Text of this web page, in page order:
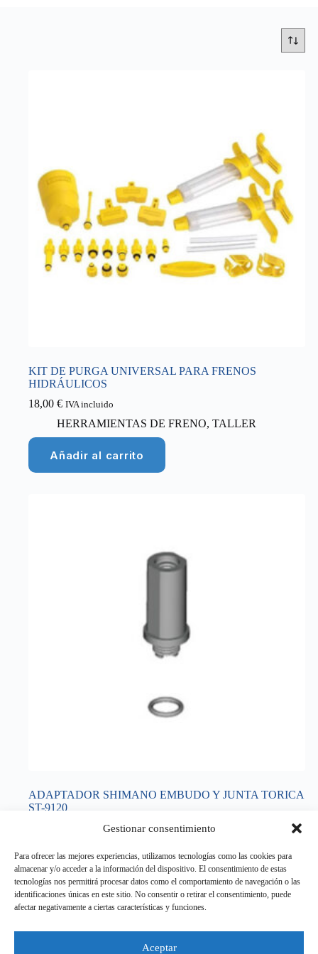
Gestionar consentimiento
Para ofrecer las mejores experiencias, utilizamos tecnologías como las cookies para
almacenar y/o acceder a la información del dispositivo. El consentimiento de estas
tecnologías nos permitirá procesar datos como el comportamiento de navegación o las
identificaciones únicas en este sitio. No consentir o retirar el consentimiento, puede
afectar negativamente a ciertas características y funciones.
Aceptar
KIT DE PURGA UNIVERSAL PARA FRENOS
HIDRÁULICOS
18,00 € IVA incluido
HERRAMIENTAS DE FRENO, TALLER
Añadir al carrito
ADAPTADOR SHIMANO EMBUDO Y JUNTA TORICA
ST-9120
IVA incluido
Añadir al carrito
Política de Privacidad